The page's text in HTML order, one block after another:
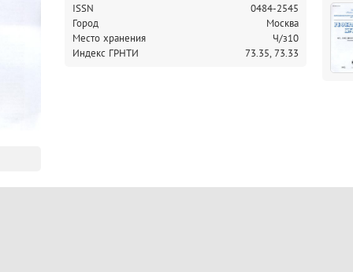
ISSN
0484-2545
Город
Москва
Место хранения
Ч/з10
Индекс ГРНТИ
73.35, 73.33